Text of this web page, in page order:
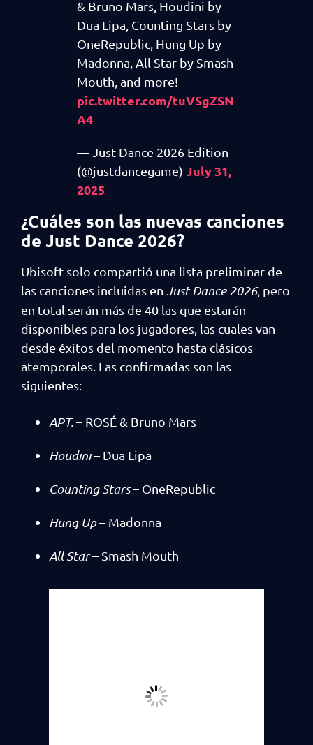
& Bruno Mars, Houdini by
Dua Lipa, Counting Stars by
OneRepublic, Hung Up by
Madonna, All Star by Smash
Mouth, and more!
pic.twitter.com/tuVSgZSN
A4
— Just Dance 2026 Edition
(@justdancegame) July 31,
2025
¿Cuáles son las nuevas canciones
de Just Dance 2026?
Ubisoft solo compartió una lista preliminar de
las canciones incluidas en Just Dance 2026, pero
en total serán más de 40 las que estarán
disponibles para los jugadores, las cuales van
desde éxitos del momento hasta clásicos
atemporales. Las confirmadas son las
siguientes:
APT.– ROSÉ & Bruno Mars
Houdini– Dua Lipa
Counting Stars– OneRepublic
Hung Up– Madonna
All Star– Smash Mouth